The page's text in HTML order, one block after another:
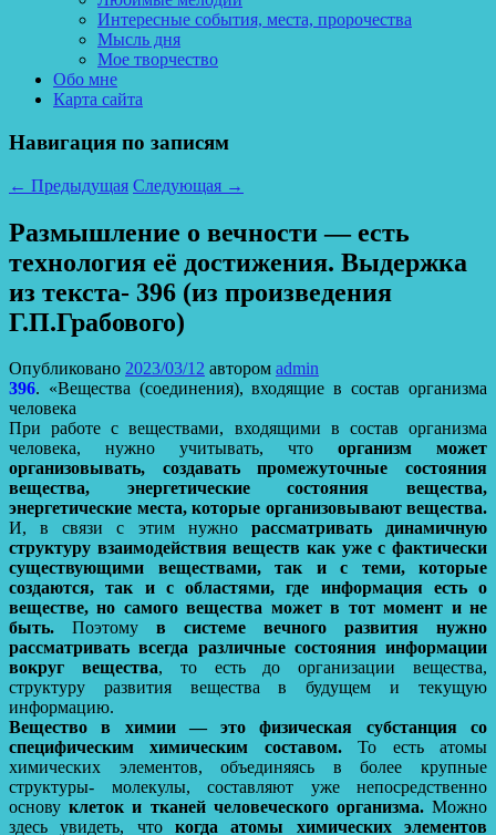
Интересные события, места, пророчества
Мысль дня
Мое творчество
Обо мне
Карта сайта
Навигация по записям
← Предыдущая Следующая →
Размышление о вечности — есть
технология её достижения. Выдержка
из текста- 396 (из произведения
Г.П.Грабового)
Опубликовано 2023/03/12 автором admin
396. «Вещества (соединения), входящие в состав организма
человека
При работе с веществами, входящими в состав организма
человека, нужно учитывать, что организм может
организовывать, создавать промежуточные состояния
вещества, энергетические состояния вещества,
энергетические места, которые организовывают вещества.
И, в связи с этим нужно рассматривать динамичную
структуру взаимодействия веществ как уже с фактически
существующими веществами, так и с теми, которые
создаются, так и с областями, где информация есть о
веществе, но самого вещества может в тот момент и не
быть. Поэтому в системе вечного развития нужно
рассматривать всегда различные состояния информации
вокруг вещества, то есть до организации вещества,
структуру развития вещества в будущем и текущую
информацию.
Вещество в химии — это физическая субстанция со
специфическим химическим составом.То есть атомы
химических элементов, объединяясь в более крупные
структуры- молекулы, составляют уже непосредственно
основуклеток и тканей человеческого организма.Можно
здесь увидеть, что когда атомы химических элементов